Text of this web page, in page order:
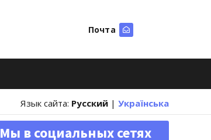
Почта
Язык сайта: Русский | Українська
Мы в социальных сетях